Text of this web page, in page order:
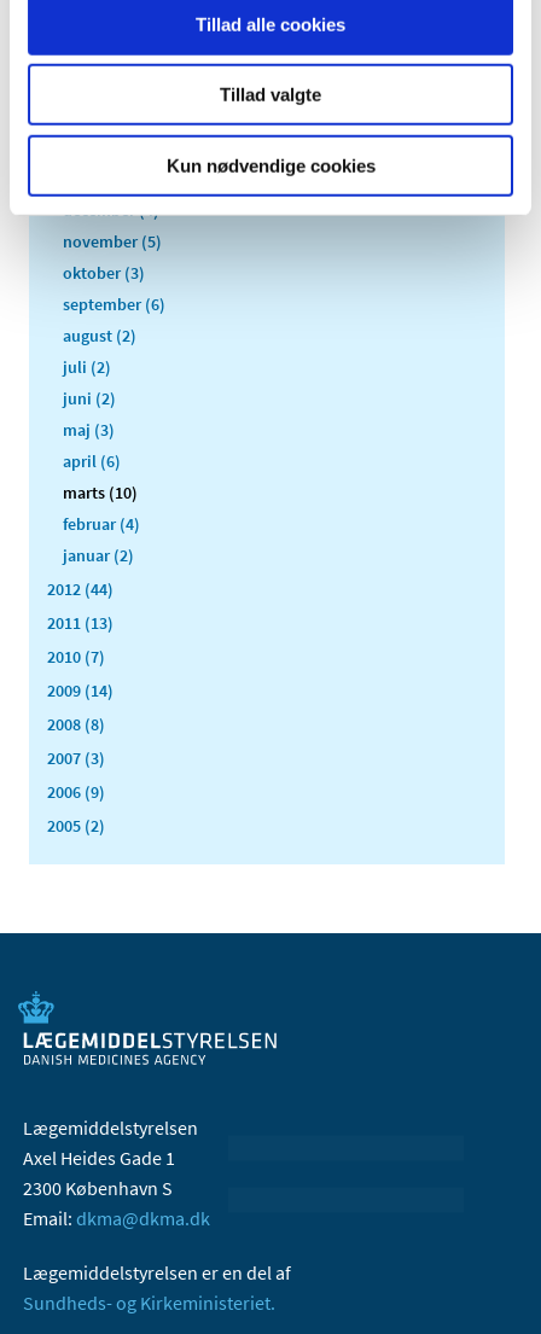
Tillad alle cookies
Tillad valgte
Kun nødvendige cookies
2014 (44)
december (4)
november (5)
oktober (3)
september (6)
august (2)
juli (2)
juni (2)
maj (3)
april (6)
marts (10)
februar (4)
januar (2)
2012 (44)
2011 (13)
2010 (7)
2009 (14)
2008 (8)
2007 (3)
2006 (9)
2005 (2)
Lægemiddelstyrelsen
Axel Heides Gade 1
2300 København S
Email: dkma@dkma.dk
Lægemiddelstyrelsen er en del af
Sundheds- og Kirkeministeriet.